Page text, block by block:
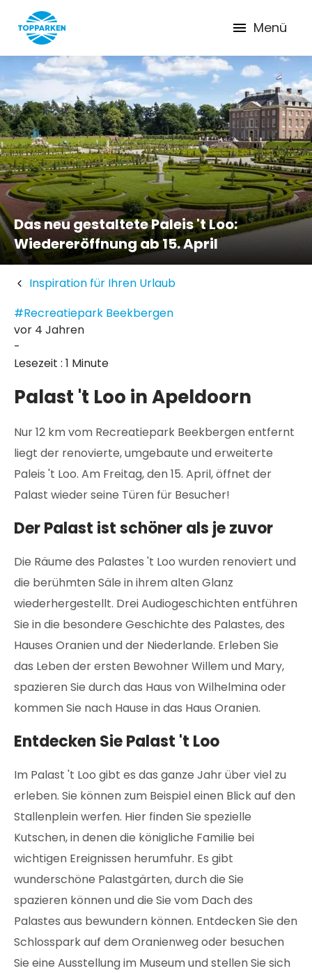
Menü
Das neu gestaltete Paleis 't Loo:
Wiedereröffnung ab 15. April
Inspiration für Ihren Urlaub
#Recreatiepark Beekbergen
vor 4 Jahren
-
Lesezeit : 1 Minute
Palast 't Loo in Apeldoorn
Nur 12 km vom Recreatiepark Beekbergen entfernt
liegt der renovierte, umgebaute und erweiterte
Paleis 't Loo. Am Freitag, den 15. April, öffnet der
Palast wieder seine Türen für Besucher!
Der Palast ist schöner als je zuvor
Die Räume des Palastes 't Loo wurden renoviert und
die berühmten Säle in ihrem alten Glanz
wiederhergestellt. Drei Audiogeschichten entführen
Sie in die besondere Geschichte des Palastes, des
Hauses Oranien und der Niederlande. Erleben Sie
das Leben der ersten Bewohner Willem und Mary,
spazieren Sie durch das Haus von Wilhelmina oder
kommen Sie nach Hause in das Haus Oranien.
Entdecken Sie Palast 't Loo
Im Palast 't Loo gibt es das ganze Jahr über viel zu
erleben. Sie können zum Beispiel einen Blick auf den
Stallenplein werfen. Hier finden Sie spezielle
Kutschen, in denen die königliche Familie bei
wichtigen Ereignissen herumfuhr. Es gibt
wunderschöne Palastgärten, durch die Sie
spazieren können und die Sie vom Dach des
Palastes aus bewundern können. Entdecken Sie den
Schlosspark auf dem Oranienweg oder besuchen
Sie eine Ausstellung im Museum und stellen Sie sich